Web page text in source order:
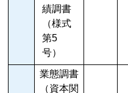
績調書
（様式
第5
号）
業態調書
（資本関